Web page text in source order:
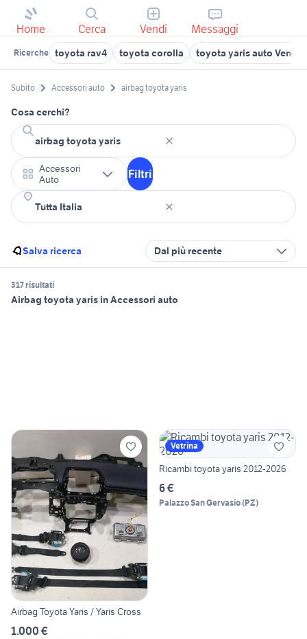
Home Cerca Vendi Messaggi
Ricerche toyota rav4 toyota corolla toyota yaris auto Veneto
Subito Accessori auto airbag toyota yaris
Cosa cerchi?
Accessori
Auto
Filtri
Salva ricerca Dal più recente
317 risultati
Airbag toyota yaris in Accessori auto
Airbag Toyota Yaris / Yaris Cross
1.000 €
Vetrina
Ricambi toyota yaris 2012-2026
6 €
Palazzo San Gervasio(PZ)